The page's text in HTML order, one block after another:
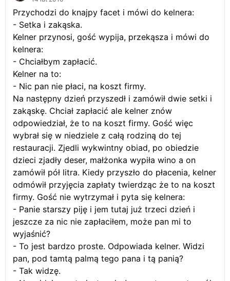
Przychodzi do knajpy facet i mówi do kelnera:
- Setka i zakąska.
Kelner przynosi, gość wypija, przekąsza i mówi do
kelnera:
- Chciałbym zapłacić.
Kelner na to:
- Nic pan nie płaci, na koszt firmy.
Na następny dzień przyszedł i zamówił dwie setki i
zakąskę. Chciał zapłacić ale kelner znów
odpowiedział, że to na koszt firmy. Gość więc
wybrał się w niedziele z całą rodziną do tej
restauracji. Zjedli wykwintny obiad, po obiedzie
dzieci zjadły deser, małżonka wypiła wino a on
zamówił pół litra. Kiedy przyszło do płacenia, kelner
odmówił przyjęcia zapłaty twierdząc że to na koszt
firmy. Gość nie wytrzymał i pyta się kelnera:
- Panie starszy piję i jem tutaj już trzeci dzień i
jeszcze za nic nie zapłaciłem, może pan mi to
wyjaśnić?
- To jest bardzo proste. Odpowiada kelner. Widzi
pan, pod tamtą palmą tego pana i tą panią?
- Tak widzę.